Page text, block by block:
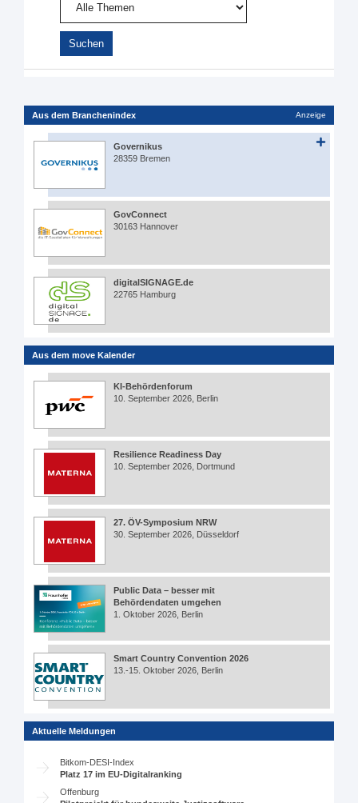
Aus dem Branchenindex Anzeige
Governikus
28359 Bremen
GovConnect
30163 Hannover
digitalSIGNAGE.de
22765 Hamburg
Aus dem move Kalender
KI-Behördenforum
10. September 2026, Berlin
Resilience Readiness Day
10. September 2026, Dortmund
27. ÖV-Symposium NRW
30. September 2026, Düsseldorf
Public Data – besser mit
Behördendaten umgehen
1. Oktober 2026, Berlin
Smart Country Convention 2026
13.-15. Oktober 2026, Berlin
Aktuelle Meldungen
Bitkom-DESI-Index
Platz 17 im EU-Digitalranking
Offenburg